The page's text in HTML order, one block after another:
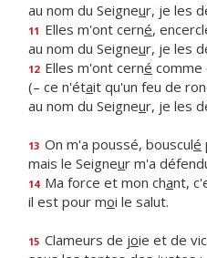
au nom du Seigneur, je les
11 Elles m'ont cerné,
au nom du Seigneur, je les
12 Elles m'ont cerné comme
(– ce n'était qu'un feu de
au nom du Seigneur, je les
13 On m'a poussé, bousculé
mais le Seigneur m'a
14 Ma force et mon chant,
il est pour moi le salut.
15 Clameurs de joie et de